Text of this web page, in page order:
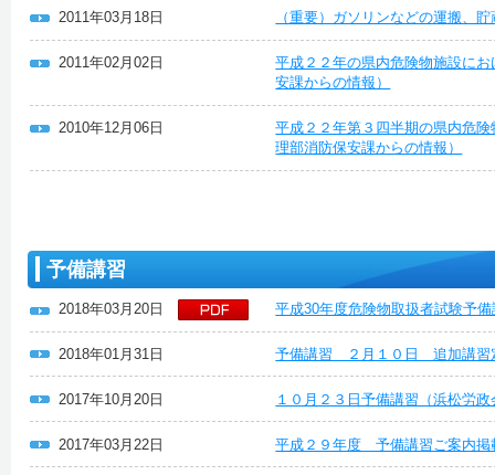
2011年03月18日 （重要）ガソリンなどの運搬、
2011年02月02日
平成２２年の県内危険物施設に
安課からの情報）
2010年12月06日
平成２２年第３四半期の県内危
理部消防保安課からの情報）
予備講習
2018年03月20日 平成30年度危険物取扱者試験予
2018年01月31日 予備講習 ２月１０日 追加講習
2017年10月20日 １０月２３日予備講習（浜松労
2017年03月22日 平成２９年度 予備講習ご案内掲